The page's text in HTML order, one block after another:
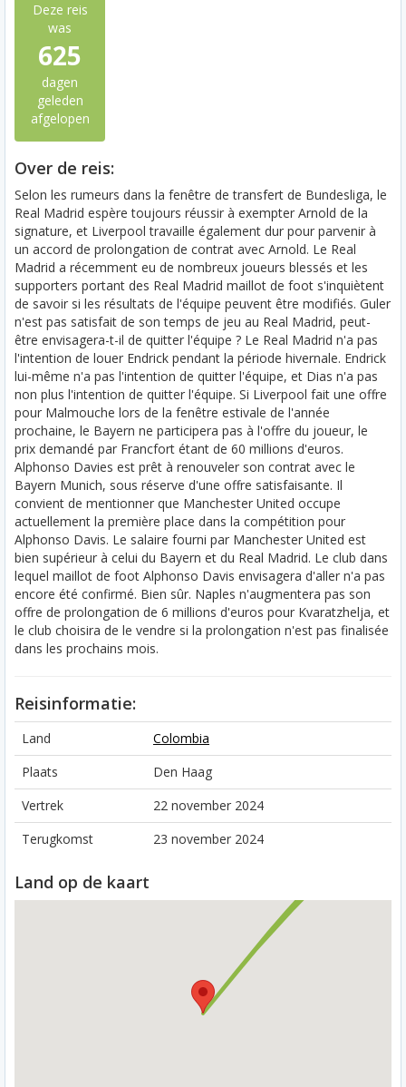
Deze reis
was
625
dagen
geleden
afgelopen
Over de reis:
Selon les rumeurs dans la fenêtre de transfert de Bundesliga, le
Real Madrid espère toujours réussir à exempter Arnold de la
signature, et Liverpool travaille également dur pour parvenir à
un accord de prolongation de contrat avec Arnold. Le Real
Madrid a récemment eu de nombreux joueurs blessés et les
supporters portant des Real Madrid maillot de foot s'inquiètent
de savoir si les résultats de l'équipe peuvent être modifiés. Guler
n'est pas satisfait de son temps de jeu au Real Madrid, peut-
être envisagera-t-il de quitter l'équipe ? Le Real Madrid n'a pas
l'intention de louer Endrick pendant la période hivernale. Endrick
lui-même n'a pas l'intention de quitter l'équipe, et Dias n'a pas
non plus l'intention de quitter l'équipe. Si Liverpool fait une offre
pour Malmouche lors de la fenêtre estivale de l'année
prochaine, le Bayern ne participera pas à l'offre du joueur, le
prix demandé par Francfort étant de 60 millions d'euros.
Alphonso Davies est prêt à renouveler son contrat avec le
Bayern Munich, sous réserve d'une offre satisfaisante. Il
convient de mentionner que Manchester United occupe
actuellement la première place dans la compétition pour
Alphonso Davis. Le salaire fourni par Manchester United est
bien supérieur à celui du Bayern et du Real Madrid. Le club dans
lequel maillot de foot Alphonso Davis envisagera d'aller n'a pas
encore été confirmé. Bien sûr. Naples n'augmentera pas son
offre de prolongation de 6 millions d'euros pour Kvaratzhelja, et
le club choisira de le vendre si la prolongation n'est pas finalisée
dans les prochains mois.
Reisinformatie:
Land
Colombia
Plaats
Den Haag
Vertrek
22 november 2024
Terugkomst
23 november 2024
Land op de kaart